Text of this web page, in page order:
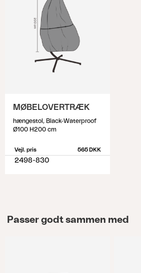
MØBELOVERTRÆK
hængestol, Black-Waterproof
Ø100 H200 cm
Vejl. pris 565 DKK
2498-830
Passer godt sammen med